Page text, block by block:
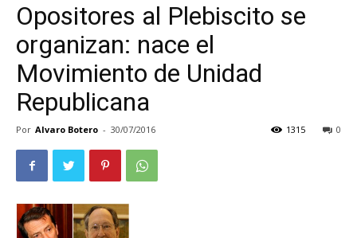
Notiloco
de
Opositores al Plebiscito se
organizan: nace el
Movimiento de Unidad
Republicana
Por Alvaro Botero - 30/07/2016 0
1315